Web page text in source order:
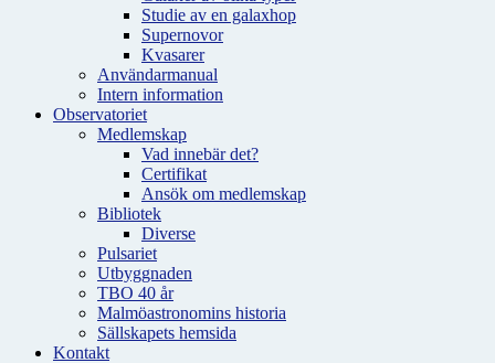
Studie av en galaxhop
Supernovor
Kvasarer
Användarmanual
Intern information
Observatoriet
Medlemskap
Vad innebär det?
Certifikat
Ansök om medlemskap
Bibliotek
Diverse
Pulsariet
Utbyggnaden
TBO 40 år
Malmöastronomins historia
Sällskapets hemsida
Kontakt